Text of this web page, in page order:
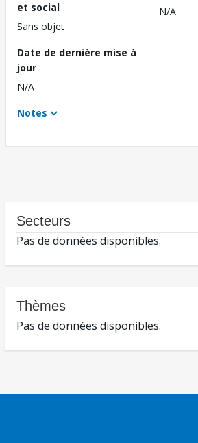
et social
Sans objet
N/A
Date de dernière mise à
jour
N/A
Notes
Secteurs
Pas de données disponibles.
Thèmes
Pas de données disponibles.